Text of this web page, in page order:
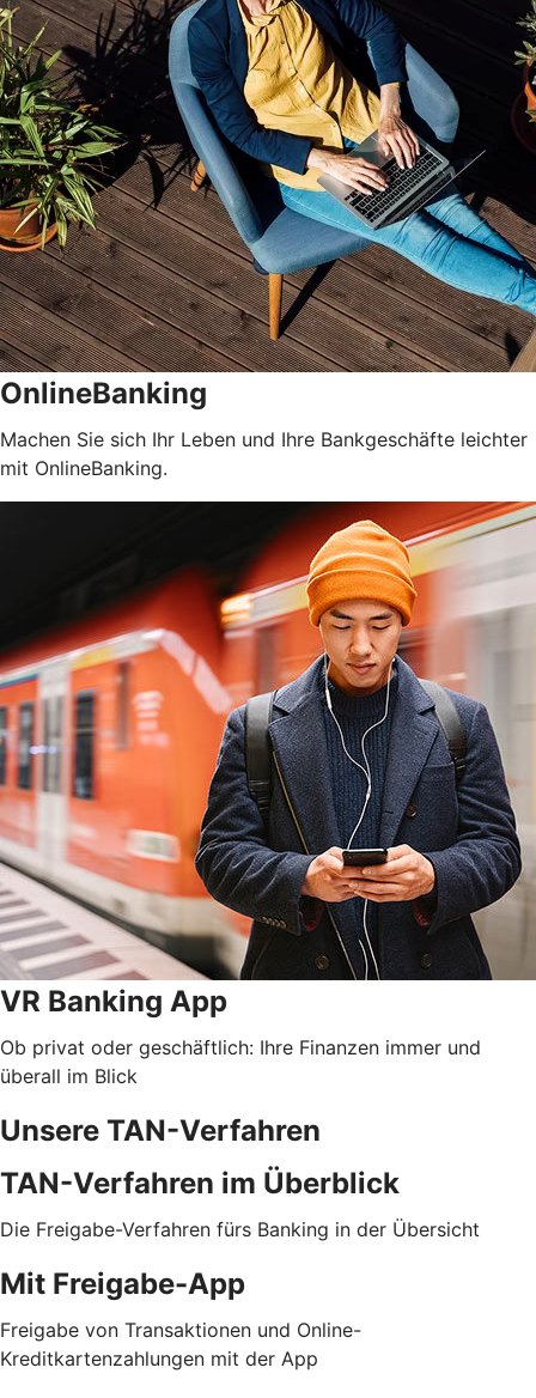
OnlineBanking
Machen Sie sich Ihr Leben und Ihre Bankgeschäfte leichter
mit OnlineBanking.
VR Banking App
Ob privat oder geschäftlich: Ihre Finanzen immer und
überall im Blick
Unsere TAN-Verfahren
TAN-Verfahren im Überblick
Die Freigabe-Verfahren fürs Banking in der Übersicht
Mit Freigabe-App
Freigabe von Transaktionen und Online-
Kreditkartenzahlungen mit der App